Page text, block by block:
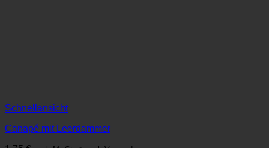
Schnellansicht
Canapé mit Leerdammer